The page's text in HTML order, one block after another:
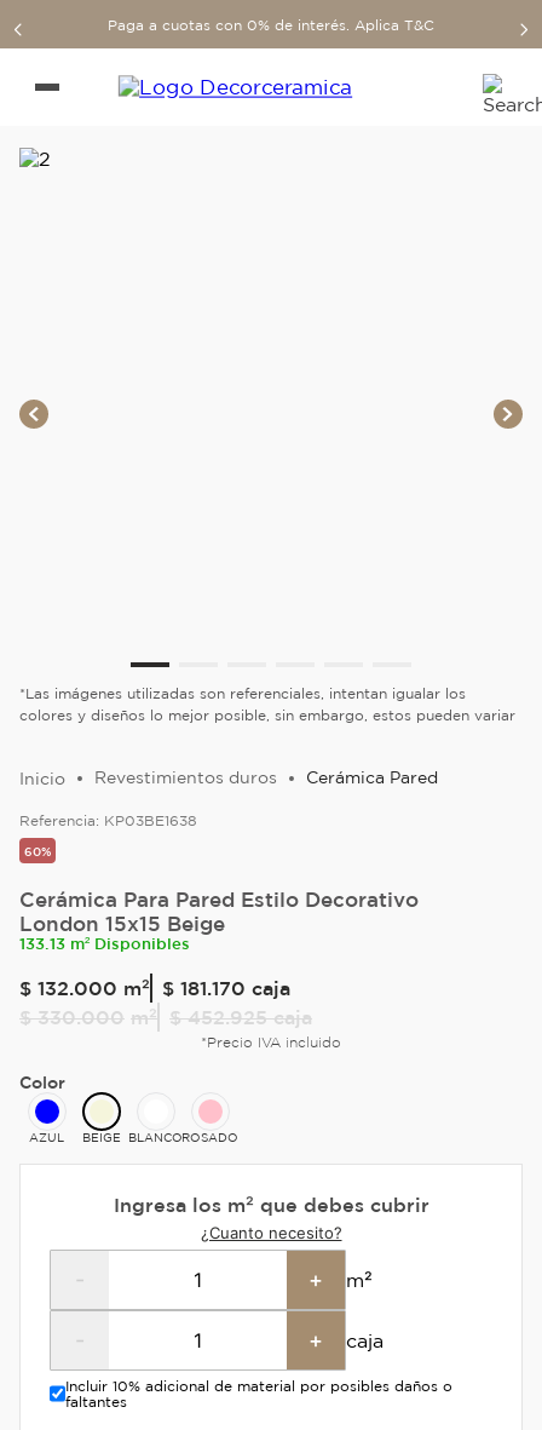
Paga a cuotas con 0% de interés. Aplica T&C
*Las imágenes utilizadas son referenciales, intentan igualar los
colores y diseños lo mejor posible, sin embargo, estos pueden variar
Revestimientos duros Cerámica Pared
Referencia: KP03BE1638
60%
Cerámica Para Pared Estilo Decorativo
London 15x15 Beige
133.13 m² Disponibles
$ 132.000 m² $ 181.170 caja
$ 330.000 m² $ 452.925caja
*Precio IVA incluido
Color
AZUL BEIGE BLANCOROSADO
Ingresa los m² que debes cubrir
¿Cuanto necesito?
- + m²
- + caja
Incluir 10% adicional de material por posibles daños o
faltantes